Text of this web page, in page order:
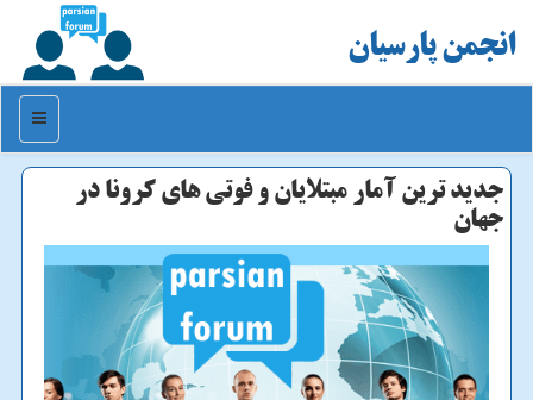
انجمن پارسیان
منو
جدید ترین آمار مبتلایان و فوتی های كرونا در
جهان